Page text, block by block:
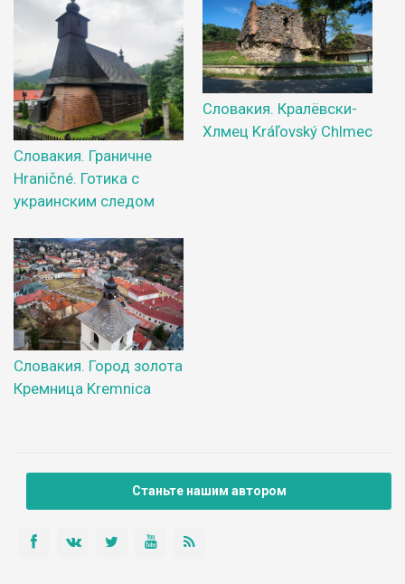
Словакия. Граничне
Hraničné. Готика с
украинским следом
Словакия. Кралёвски-
Хлмец Kráľovský Chlmec
Словакия. Город золота
Кремница Kremnica
Станьте нашим автором